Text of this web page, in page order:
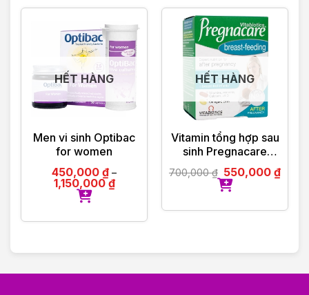
HẾT HÀNG
Men vi sinh Optibac
for women
450,000 ₫ –
1,150,000₫
HẾT HÀNG
Vitamin tổng hợp sau
sinh Pregnacare
Breast-feeding 84
viên Vitabiotics UK
700,000₫ 550,000₫